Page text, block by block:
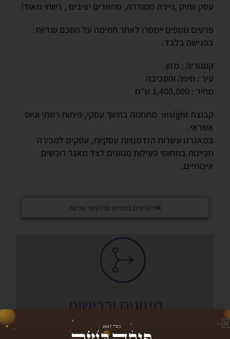
עסק וותיק ,ניירת מסודרת, מחזורים יציבים , ריווחי מאוד!
פרטים נוספים יימסרו לאחר חתימה על הסכם סודיות
בפגישה בלבד.
קטגוריה : מזון
עיר : חיפה והסביבה
מחיר : 1,400,000 ש"ח
קבוצת insight מתחמה בתיווך עסקי, פיתוח רשתי וגיוס
אשראי.
במאגרנו עשרות הזדמנויות עסקיות, עסקים למכירה
וזכיינות בתחומי פעילות מגוונים לצד מאגר רוכשים
איכותיים.
לפרטים נוספים צרו קשר עכשיו
מיזוגים ורכישות